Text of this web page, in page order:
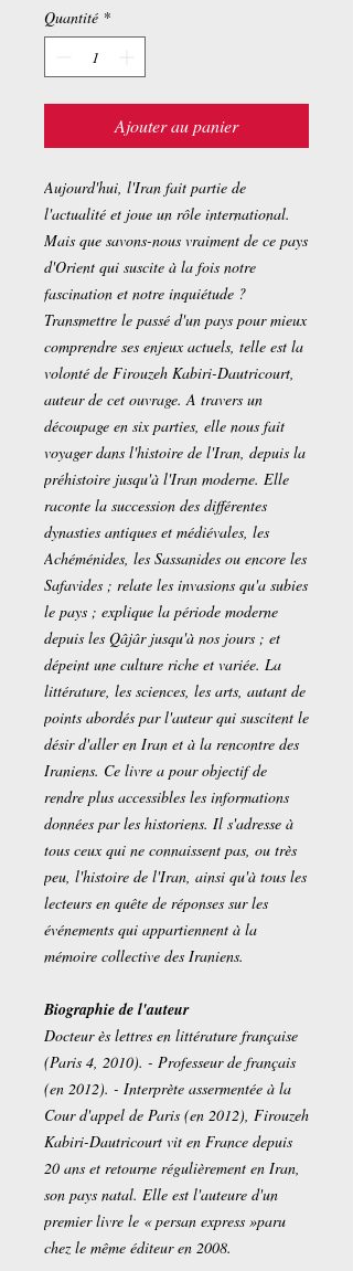
Quantité *
Ajouter au panier
Aujourd'hui, l'Iran fait partie de
l'actualité et joue un rôle international.
Mais que savons-nous vraiment de ce pays
d'Orient qui suscite à la fois notre
fascination et notre inquiétude ?
Transmettre le passé d'un pays pour mieux
comprendre ses enjeux actuels, telle est la
volonté de Firouzeh Kabiri-Dautricourt,
auteur de cet ouvrage. A travers un
découpage en six parties, elle nous fait
voyager dans l'histoire de l'Iran, depuis la
préhistoire jusqu'à l'Iran moderne. Elle
raconte la succession des différentes
dynasties antiques et médiévales, les
Achéménides, les Sassanides ou encore les
Safavides ; relate les invasions qu'a subies
le pays ; explique la période moderne
depuis les Qâjâr jusqu'à nos jours ; et
dépeint une culture riche et variée. La
littérature, les sciences, les arts, autant de
points abordés par l'auteur qui suscitent le
désir d'aller en Iran et à la rencontre des
Iraniens. Ce livre a pour objectif de
rendre plus accessibles les informations
données par les historiens. Il s'adresse à
tous ceux qui ne connaissent pas, ou très
peu, l'histoire de l'Iran, ainsi qu'à tous les
lecteurs en quête de réponses sur les
événements qui appartiennent à la
mémoire collective des Iraniens.
Biographie de l'auteur
Docteur ès lettres en littérature française
(Paris 4, 2010). - Professeur de français
(en 2012). - Interprète assermentée à la
Cour d'appel de Paris (en 2012), Firouzeh
Kabiri-Dautricourt vit en France depuis
20 ans et retourne régulièrement en Iran,
son pays natal. Elle est l'auteure d'un
premier livre le « persan express »paru
chez le même éditeur en 2008.